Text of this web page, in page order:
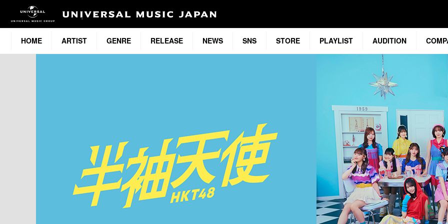
HOME ARTIST GENRE RELEASE NEWS SNS STORE PLAYLIST AUDITION